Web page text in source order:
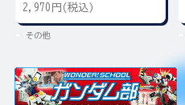
2,970円(税込)
その他